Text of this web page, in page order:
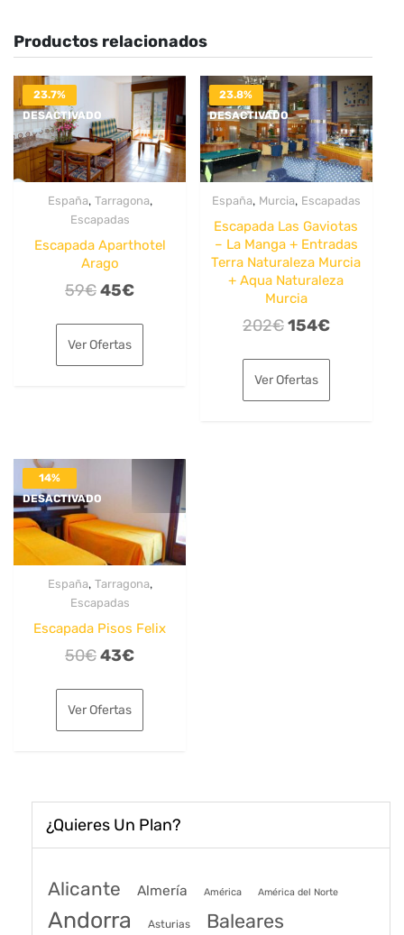
Productos relacionados
23.7%
DESACTIVADO
España, Tarragona,
Escapadas
Escapada Aparthotel
Arago
59€El
original
era:
45€El
es:
Ver Ofertas
23.8%
DESACTIVADO
España, Murcia, Escapadas
Escapada Las Gaviotas
– La Manga + Entradas
Terra Naturaleza Murcia
+ Aqua Naturaleza
Murcia
202€El
original
era:
154€El
es:
Ver Ofertas
14%
DESACTIVADO
España, Tarragona,
Escapadas
Escapada Pisos Felix
50€El
original
era:
43€El
es:
Ver Ofertas
¿Quieres Un Plan?
Alicante Almería América América del Norte
Andorra Asturias Baleares